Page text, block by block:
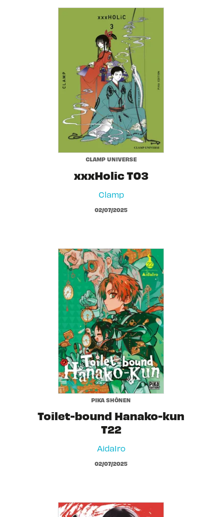
CLAMP UNIVERSE
xxxHolic T03
Clamp
02/07/2025
PIKA SHÔNEN
Toilet-bound Hanako-kun
T22
AidaIro
02/07/2025